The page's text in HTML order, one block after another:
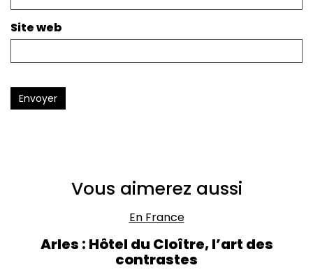
Site web
Envoyer
Vous aimerez aussi
En France
Arles : Hôtel du Cloître, l’art des
contrastes